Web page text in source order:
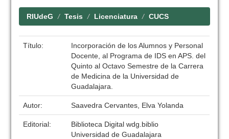
RIUdeG Tesis Licenciatura CUCS
Título:
Incorporación de los Alumnos y Personal
Docente, al Programa de IDS en APS. del
Quinto al Octavo Semestre de la Carrera
de Medicina de la Universidad de
Guadalajara.
Autor: Saavedra Cervantes, Elva Yolanda
Editorial:
Biblioteca Digital wdg.biblio
Universidad de Guadalajara